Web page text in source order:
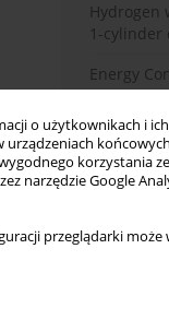
o użytkownikach i ich
urządzeniach
korzystania
narzędzie Google
przeglądarki może
Hydrogen
1-cylinder
Energy
Urban
Engine
Research
Analysis
the
Process